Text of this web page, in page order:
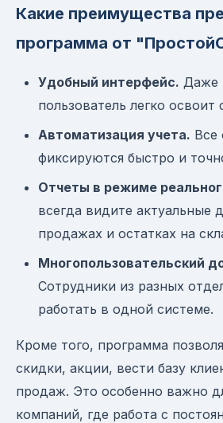
Какие преимущества
программа от
Удобный интерфейс. Даже
пользователь легко освоит
Автоматизация учета. Все
фиксируются быстро и
Отчеты в режиме
всегда видите актуальные
продажах и остатках на
Многопользовательский
Сотрудники из разных
работать в одной системе.
Кроме того, программа
скидки, акции, вести базу
продаж. Это особенно важно
компаний, где работа с